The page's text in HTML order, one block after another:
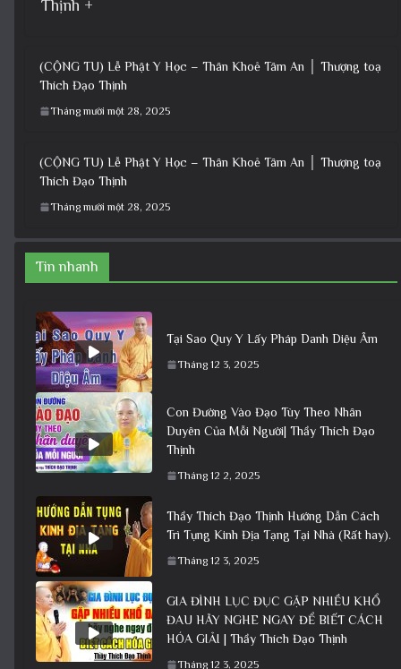
Thịnh +
(CỘNG TU) Lễ Phật Y Học – Thân Khoẻ Tâm An │ Thượng toạ
Thích Đạo Thịnh
Tháng mười một 28, 2025
(CỘNG TU) Lễ Phật Y Học – Thân Khoẻ Tâm An │ Thượng toạ
Thích Đạo Thịnh
Tháng mười một 28, 2025
Tin nhanh
Tại Sao Quy Y Lấy Pháp Danh Diệu Âm
Tháng 12 3, 2025
Con Đường Vào Đạo Tùy Theo Nhân
Duyên Của Mỗi Người| Thầy Thích Đạo
Thịnh
Tháng 12 2, 2025
Thầy Thích Đạo Thịnh Hướng Dẫn Cách
Trì Tụng Kinh Địa Tạng Tại Nhà (Rất hay).
Tháng 12 3, 2025
GIA ĐÌNH LỤC ĐỤC GẶP NHIỀU KHỔ
ĐAU HÃY NGHE NGAY ĐỂ BIẾT CÁCH
HÓA GIẢI | Thầy Thích Đạo Thịnh
Tháng 12 3, 2025